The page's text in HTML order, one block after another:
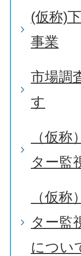
(仮称)
事業
市場調
す
（仮
ター監
（仮
ター監
につい